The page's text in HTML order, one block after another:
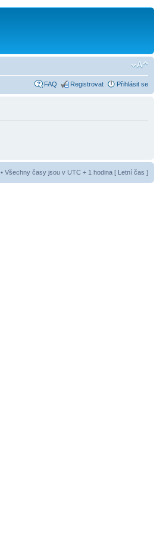
FAQ Registrovat Přihlásit se
• Všechny časy jsou v UTC + 1 hodina [ Letní čas ]